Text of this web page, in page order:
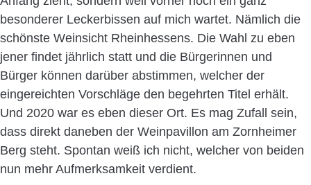
besonderer Leckerbissen auf mich wartet. Nämlich die
schönste Weinsicht Rheinhessens. Die Wahl zu eben
jener findet jährlich statt und die Bürgerinnen und
Bürger können darüber abstimmen, welcher der
eingereichten Vorschläge den begehrten Titel erhält.
Und 2020 war es eben dieser Ort. Es mag Zufall sein,
dass direkt daneben der Weinpavillon am Zornheimer
Berg steht. Spontan weiß ich nicht, welcher von beiden
nun mehr Aufmerksamkeit verdient.